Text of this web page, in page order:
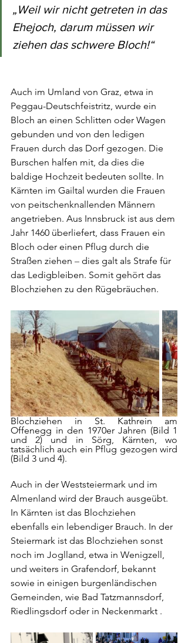
„Weil wir nicht getreten in das
Ehejoch, darum müssen wir
ziehen das schwere Bloch!“
Auch im Umland von Graz, etwa in
Peggau-Deutschfeistritz, wurde ein
Bloch an einen Schlitten oder Wagen
gebunden und von den ledigen
Frauen durch das Dorf gezogen. Die
Burschen halfen mit, da dies die
baldige Hochzeit bedeuten sollte. In
Kärnten im Gailtal wurden die Frauen
von peitschenknallenden Männern
angetrieben. Aus Innsbruck ist aus dem
Jahr 1460 überliefert, dass Frauen ein
Bloch oder einen Pflug durch die
Straßen ziehen – dies galt als Strafe für
das Ledigbleiben. Somit gehört das
Blochziehen zu den Rügebräuchen.
Blochziehen in St. Kathrein am
Offenegg in den 1970er Jahren (Bild 1
und 2) und in Sörg, Kärnten, wo
tatsächlich auch ein Pflug gezogen wird
(Bild 3 und 4).
Auch in der Weststeiermark und im
Almenland wird der Brauch ausgeübt.
In Kärnten ist das Blochziehen
ebenfalls ein lebendiger Brauch. In der
Steiermark ist das Blochziehen sonst
noch im Joglland, etwa in Wenigzell,
und weiters in Grafendorf, bekannt
sowie in einigen burgenländischen
Gemeinden, wie Bad Tatzmannsdorf,
Riedlingsdorf oder in Neckenmarkt .